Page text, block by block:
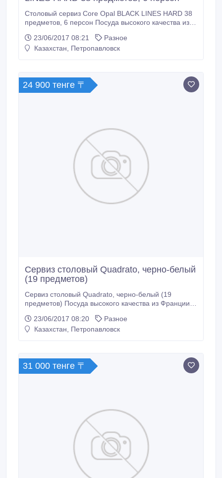
Столовый сервиз Core Opal BLACK LINES HARD 38
предметов, 6 персон Посуда высокого качества из
посуды CORE OPAL 38 предметов BLACK LINES
HARD: Выдерживает перепад температур в 150 оС.
23/06/2017 08:21
Разное
Казахстан, Петропавловск
24 900 тенге 〒
Сервиз столовый Quadrato, черно-белый
(19 предметов)
Сервиз столовый Quadrato, черно-белый (19
предметов) Посуда высокого качества из Франции.
Материал: СТЕКЛО Описание товара Столовый
сервиз Квадрато, Luminarc рассчитан на 6 персон,
23/06/2017 08:20
Разное
Казахстан, Петропавловск
31 000 тенге 〒